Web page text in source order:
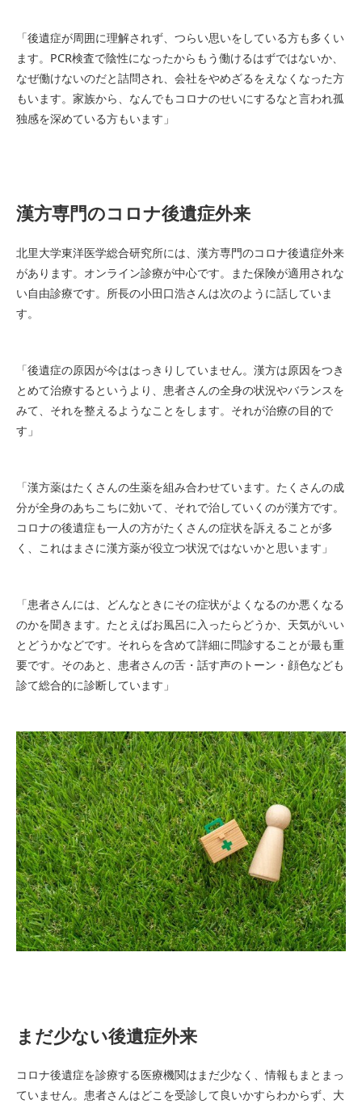
「後遺症が周囲に理解されず、つらい思いをしている方も多くい
ます。PCR検査で陰性になったからもう働けるはずではないか、
なぜ働けないのだと詰問され、会社をやめざるをえなくなった方
もいます。家族から、なんでもコロナのせいにするなと言われ孤
独感を深めている方もいます」
漢方専門のコロナ後遺症外来
北里大学東洋医学総合研究所には、漢方専門のコロナ後遺症外来
があります。オンライン診療が中心です。また保険が適用されな
い自由診療です。所長の小田口浩さんは次のように話していま
す。
「後遺症の原因が今ははっきりしていません。漢方は原因をつき
とめて治療するというより、患者さんの全身の状況やバランスを
みて、それを整えるようなことをします。それが治療の目的で
す」
「漢方薬はたくさんの生薬を組み合わせています。たくさんの成
分が全身のあちこちに効いて、それで治していくのが漢方です。
コロナの後遺症も一人の方がたくさんの症状を訴えることが多
く、これはまさに漢方薬が役立つ状況ではないかと思います」
「患者さんには、どんなときにその症状がよくなるのか悪くなる
のかを聞きます。たとえばお風呂に入ったらどうか、天気がいい
とどうかなどです。それらを含めて詳細に問診することが最も重
要です。そのあと、患者さんの舌・話す声のトーン・顔色なども
診て総合的に診断しています」
まだ少ない後遺症外来
コロナ後遺症を診療する医療機関はまだ少なく、情報もまとまっ
ていません。患者さんはどこを受診して良いかすらわからず、大